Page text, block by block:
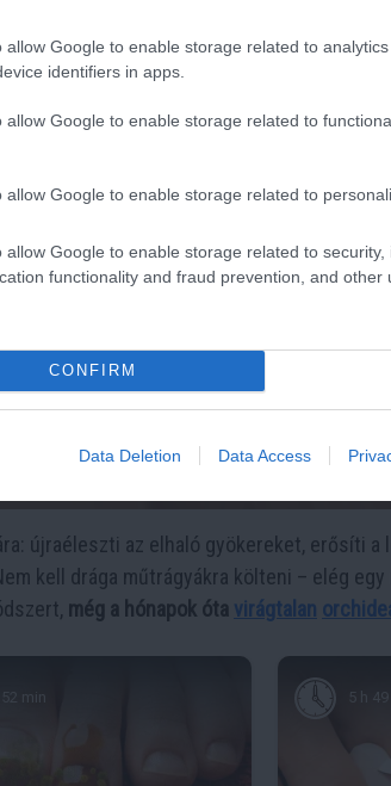
allow Google to enable storage related to
identifiers in apps.
allow Google to enable storage related to
allow Google to enable storage related to
allow Google to enable storage related to security,
functionality and fraud prevention, and other
CONFIRM
Data Deletion Data Access
újraéleszti az elhaló gyökereket, erősíti a
kell drága műtrágyákra költeni – elég
még a hónapok óta virágtalan
52 min 5 h